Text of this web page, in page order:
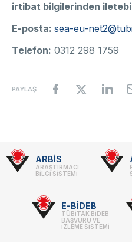
irtibat bilgilerinden
E-posta: sea-eu-
Telefon: 0312 298 1759
PAYLAŞ
Footer
Linkler
ARBİS
ARAŞTIRMACI
BİLGİ SİSTEMİ
E-BİDEB
TÜBİTAK BİDEB
BAŞVURU VE
İZLEME SİSTEMİ